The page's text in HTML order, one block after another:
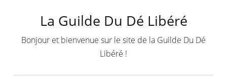
contenu
La Guilde Du Dé Libéré
Bonjour et bienvenue sur le site de la Guilde Du Dé
Libéré !